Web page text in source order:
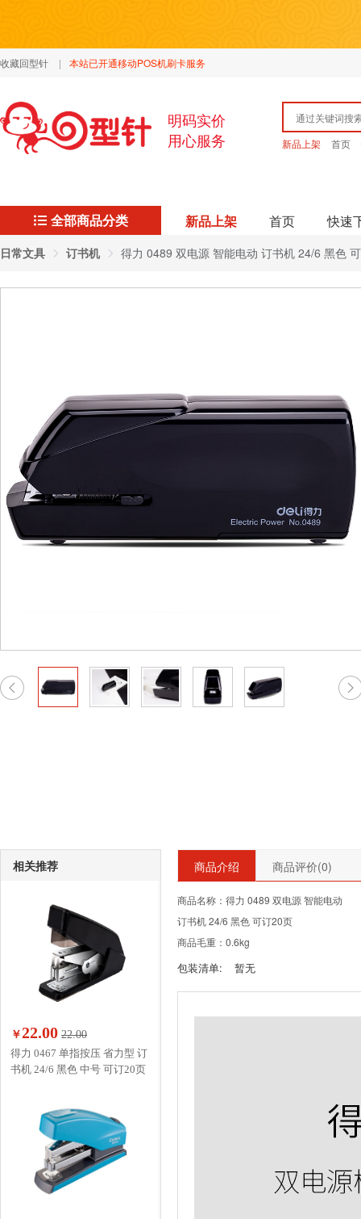
收藏回型针 | 本站已开通移动POS机刷卡服务
明码实价
用心服务
新品上架 首页
全部商品分类 新品上架 首页 快速
日常文具 订书机 得力 0489 双电源 智能电动 订书机 24/6 黑色
相关推荐
￥22.00 22.00
得力 0467 单指按压 省力型 订
书机 24/6 黑色 中号 可订20页
商品介绍 商品评价(0)
商品名称：得力 0489 双电源 智能电动
订书机 24/6 黑色 可订20页
商品毛重：0.6kg
包装清单: 暂无